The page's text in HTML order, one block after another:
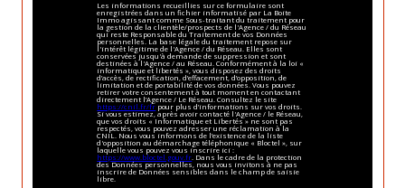
Les informations recueillies sur ce formulaire sont
enregistrées dans un fichier informatisé par La Boite
Immo agissant comme Sous-traitant du traitement pour
la gestion de la clientèle/prospects de l'Agence / du Réseau
qui reste Responsable du Traitement de vos Données
personnelles. La base légale du traitement repose sur
l'intérêt légitime de l'Agence / du Réseau. Elles sont
conservées jusqu'à demande de suppression et sont
destinées à l'Agence / au Réseau. Conformément à la loi «
informatique et libertés », vous disposez des droits
d’accès, de rectification, d’effacement, d’opposition, de
limitation et de portabilité de vos données. Vous pouvez
retirer votre consentement à tout moment en contactant
directement l’Agence / Le Réseau. Consultez le site
https://cnil.fr/fr pour plus d’informations sur vos droits.
Si vous estimez, après avoir contacté l'Agence / le Réseau,
que vos droits « Informatique et Libertés » ne sont pas
respectés, vous pouvez adresser une réclamation à la
CNIL. Nous vous informons de l’existence de la liste
d'opposition au démarchage téléphonique « Bloctel », sur
laquelle vous pouvez vous inscrire ici :
https://www.bloctel.gouv.fr. Dans le cadre de la protection
des Données personnelles, nous vous invitons à ne pas
inscrire de Données sensibles dans le champ de saisie
libre.